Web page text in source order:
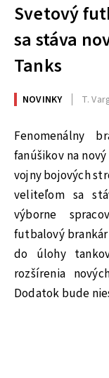
Svetový
sa stáva
Tanks
NOVINKY T.
Fenomenálny
fanúšikov na
vojny bojových
veliteľom sa
výborne
futbalový
do úlohy
rozšírenia
Dodatok bude